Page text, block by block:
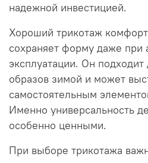
надежной инвестицией.
Хороший трикотаж
сохраняет форму даже при
эксплуатации. Он
образов зимой и может
самостоятельным
Именно универсальность
особенно ценными.
При выборе трикотажа